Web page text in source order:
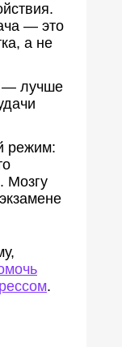
— это
а не
— лучше
режим:
Мозгу
.